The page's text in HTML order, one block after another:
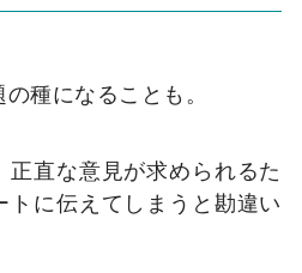
種になることも。
正直な意見が求められるた
トに伝えてしまうと勘違い